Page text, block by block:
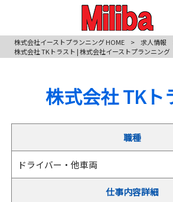
株式会社イーストプランニング HOME
> 求人情報
株式会社 TKトラスト | 株式会社イーストプランニング
株式会社 TKト
職種
ドライバー・他車両
仕事内容詳細